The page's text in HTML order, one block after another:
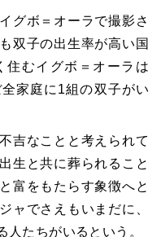
グボ＝オーラで撮影さ
双子の出生率が高い国
住むイグボ＝オーラは
家庭に1組の双子がい
吉なことと考えられて
生と共に葬られること
富をもたらす象徴へと
ャでさえもいまだに、
たちがいるという。